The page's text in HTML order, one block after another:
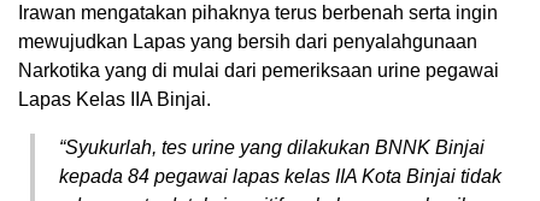
Irawan mengatakan pihaknya terus berbenah serta ingin
mewujudkan Lapas yang bersih dari penyalahgunaan
Narkotika yang di mulai dari pemeriksaan urine pegawai
Lapas Kelas IIA Binjai.
“Syukurlah, tes urine yang dilakukan BNNK Binjai
kepada 84 pegawai lapas kelas IIA Kota Binjai tidak